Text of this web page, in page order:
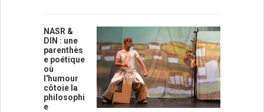
NASR &
DIN : une
parenthès
e poétique
où
l'humour
côtoie la
philosophi
e